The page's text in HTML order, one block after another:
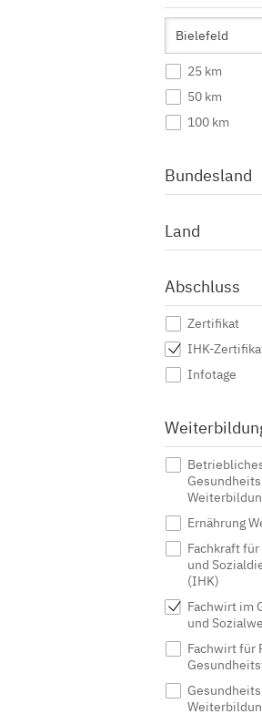
25 km
50 km
100 km
Bundesland
Land
Abschluss
Zertifikat
IHK-
Infotage
Ernährung
Fachkraft
und
(IHK)
Fachwirt im
und
Fachwirt für